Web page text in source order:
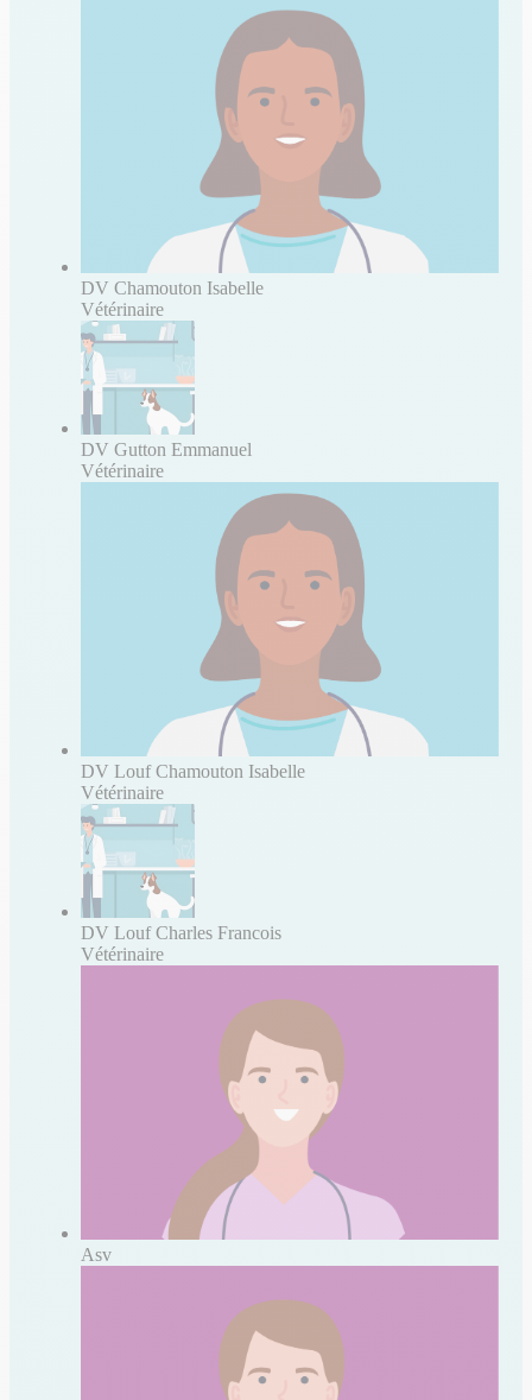
DV Chamouton Isabelle
Vétérinaire
DV Gutton Emmanuel
Vétérinaire
DV Louf Chamouton Isabelle
Vétérinaire
DV Louf Charles Francois
Vétérinaire
Asv